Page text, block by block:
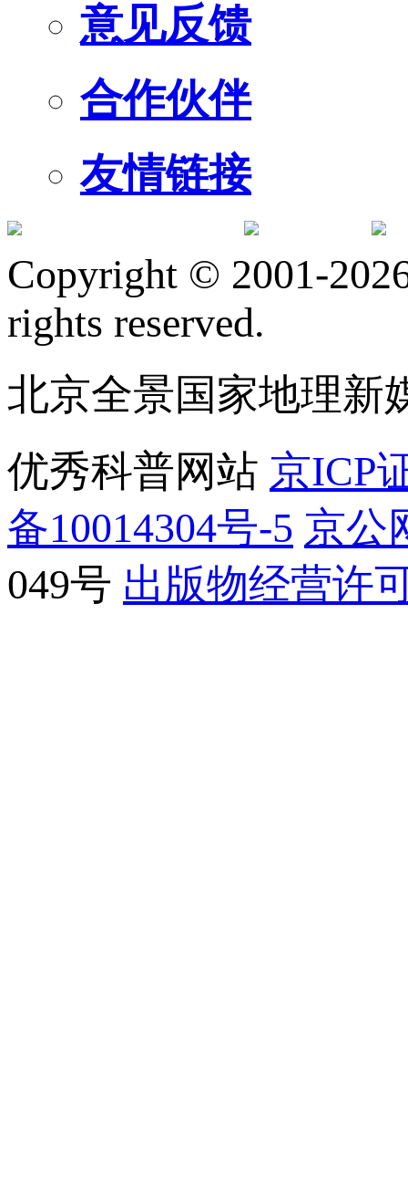
意见反馈
合作伙伴
友情链接
Copyright © 2001-
rights reserved.
北京全景国家地理新
优秀科普网站 京ICP
备10014304号-5 京公
049号 出版物经营许